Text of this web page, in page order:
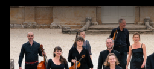
LES TRAVERSÉES BAROQUES
Judith Pacquier & Etienne Meyer